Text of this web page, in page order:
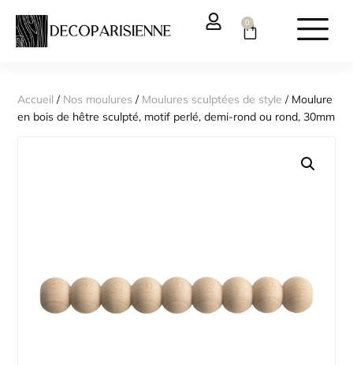
0
Accueil / Nos moulures / Moulures sculptées de style / Moulure
en bois de hêtre sculpté, motif perlé, demi-rond ou rond, 30mm